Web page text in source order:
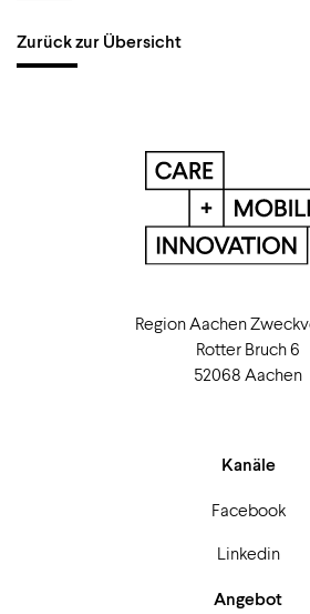
Zurück zur Übersicht
Region Aachen
Rotter Bruch 6
52068 Aachen
Kanäle
Facebook
Linkedin
Angebot